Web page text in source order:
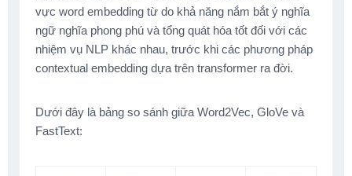
vực word embedding từ do khả năng nắm bắt ý nghĩa
ngữ nghĩa phong phú và tổng quát hóa tốt đối với các
nhiệm vụ NLP khác nhau, trước khi các phương pháp
contextual embedding dựa trên transformer ra đời.
Dưới đây là bảng so sánh giữa Word2Vec, GloVe và
FastText: